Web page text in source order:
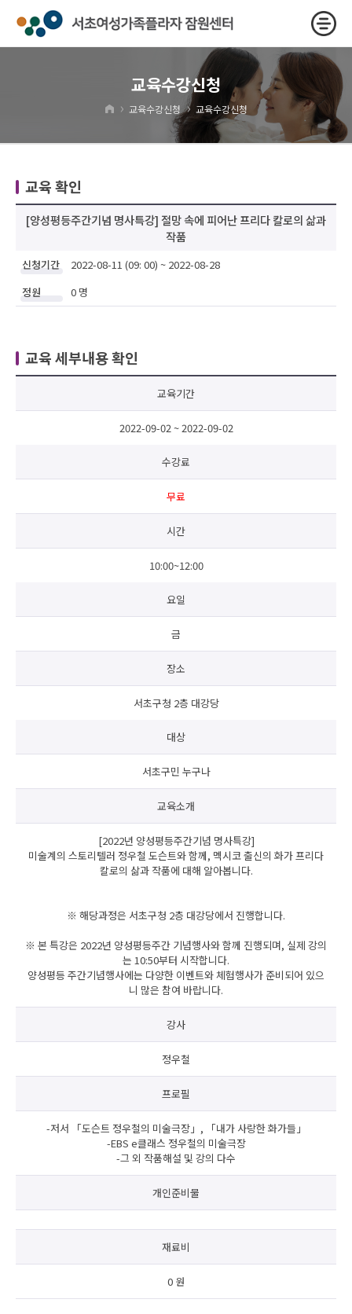
교육수강신청
› 교육수강신청 › 교육수강신청
교육 확인
[양성평등주간기념 명사특강] 절망 속에 피어난 프리다 칼로의 삶과
작품
신청기간
2022-08-11 (09: 00) ~ 2022-08-28
정원
0 명
교육 세부내용 확인
교육기간
2022-09-02 ~ 2022-09-02
수강료
무료
시간
10:00~12:00
요일
금
장소
서초구청 2층 대강당
대상
서초구민 누구나
교육소개
[2022년 양성평등주간기념 명사특강]
미술계의 스토리텔러 정우철 도슨트와 함께, 멕시코 출신의 화가 프리다
칼로의 삶과 작품에 대해 알아봅니다.
※ 해당과정은 서초구청 2층 대강당에서 진행합니다.
※ 본 특강은 2022년 양성평등주간 기념행사와 함께 진행되며, 실제 강의
는 10:50부터 시작합니다.
양성평등 주간기념행사에는 다양한 이벤트와 체험행사가 준비되어 있으
니 많은 참여 바랍니다.
강사
정우철
프로필
-저서 「도슨트 정우철의 미술극장」, 「내가 사랑한 화가들」
-EBS e클래스 정우철의 미술극장
-그 외 작품해설 및 강의 다수
개인준비물
재료비
0 원